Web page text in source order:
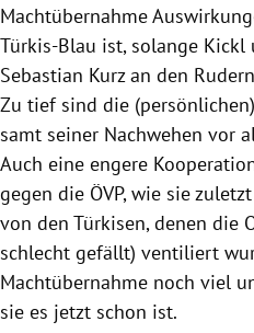
Machtübernahme
Türkis-Blau ist, solange Kickl
Sebastian Kurz an den
Zu tief sind die
samt seiner Nachwehen vor
Auch eine engere
gegen die ÖVP, wie sie
von den Türkisen, denen die
schlecht gefällt) ventiliert
Machtübernahme noch viel
sie es jetzt schon ist.